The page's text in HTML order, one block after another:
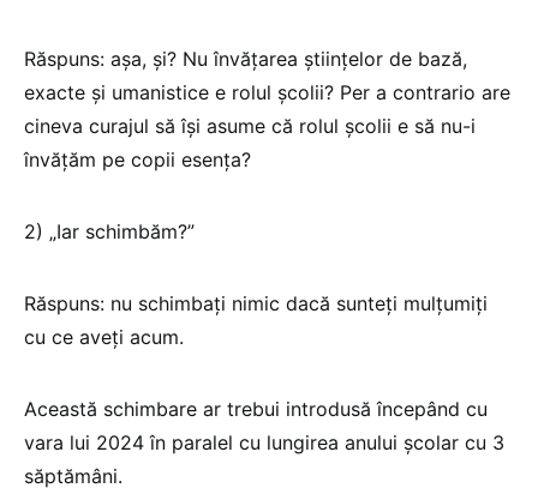
Răspuns: aşa, şi? Nu învățarea științelor de bază,
exacte și umanistice e rolul şcolii? Per a contrario are
cineva curajul să își asume că rolul şcolii e să nu-i
învățăm pe copii esența?
2) „Iar schimbăm?”
Răspuns: nu schimbați nimic dacă sunteți mulțumiți
cu ce aveți acum.
Această schimbare ar trebui introdusă începând cu
vara lui 2024 în paralel cu lungirea anului şcolar cu 3
săptămâni.